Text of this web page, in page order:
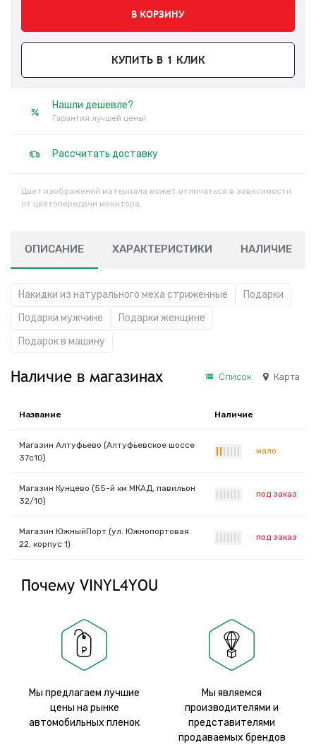
В КОРЗИНУ
КУПИТЬ В 1 КЛИК
Нашли дешевле?
Гарантия лучшей цены!
Рассчитать доставку
Цвет изображений материала может отличаться в зависимости
от цветопередачи монитора.
ОПИСАНИЕ ХАРАКТЕРИСТИКИ НАЛИЧИЕ
Накидки из натурального меха стриженные
Подарки
Подарки мужчине
Подарки женщине
Подарок в машину
Наличие в магазинах Список Карта
Название Наличие
Магазин Алтуфьево (Алтуфьевское шоссе
37с10)
мало
Магазин Кунцево (55-й км МКАД, павильон
32/10)
под заказ
Магазин ЮжныйПорт (ул. Южнопортовая
22, корпус 1)
под заказ
Почему VINYL4YOU
Мы предлагаем лучшие
цены на рынке
автомобильных пленок
Мы являемся
производителями и
представителями
продаваемых брендов